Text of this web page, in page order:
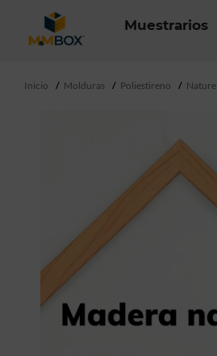
Muestrarios
Inicio Molduras Poliestireno Nature